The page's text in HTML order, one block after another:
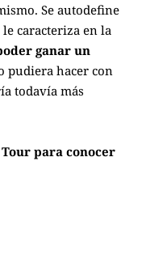
Se autodefine
caracteriza en la
ganar un
pudiera hacer con
todavía más
para conocer